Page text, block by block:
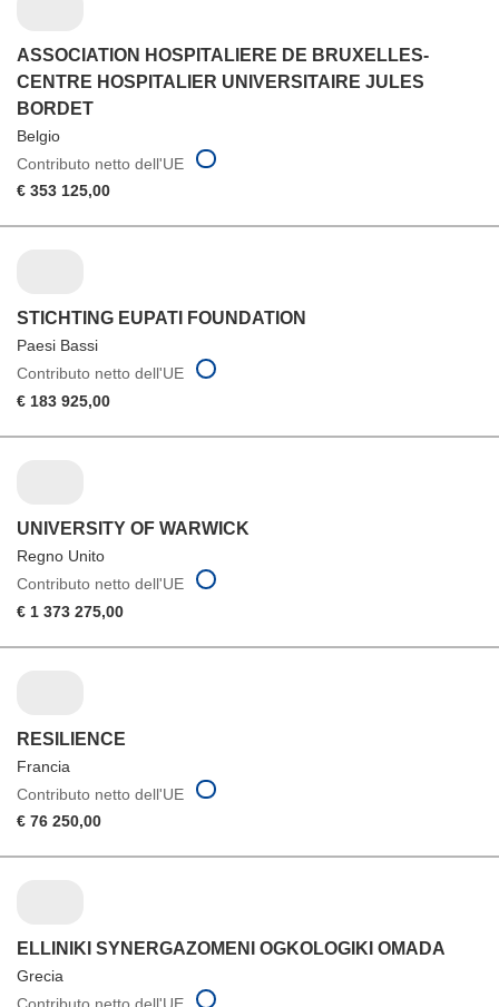
ASSOCIATION HOSPITALIERE DE BRUXELLES-
CENTRE HOSPITALIER UNIVERSITAIRE JULES
BORDET
Belgio
Contributo netto dell'UE
€ 353 125,00
STICHTING EUPATI FOUNDATION
Paesi Bassi
Contributo netto dell'UE
€ 183 925,00
UNIVERSITY OF WARWICK
Regno Unito
Contributo netto dell'UE
€ 1 373 275,00
RESILIENCE
Francia
Contributo netto dell'UE
€ 76 250,00
ELLINIKI SYNERGAZOMENI OGKOLOGIKI OMADA
Grecia